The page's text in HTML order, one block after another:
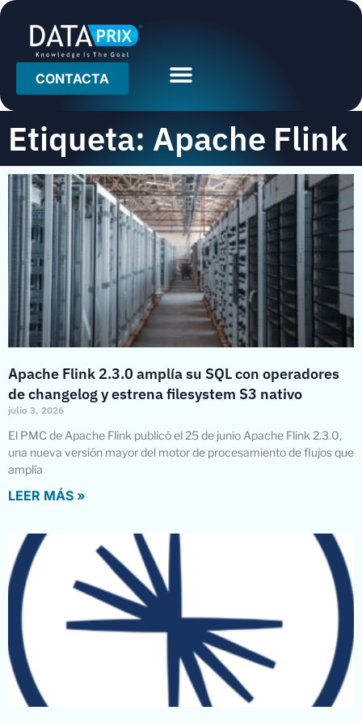
CONTACTA
Etiqueta: Apache Flink
Apache Flink 2.3.0 amplía su SQL con operadores
de changelog y estrena filesystem S3 nativo
julio 3, 2026
El PMC de Apache Flink publicó el 25 de junio Apache Flink 2.3.0,
una nueva versión mayor del motor de procesamiento de flujos que
amplía
LEER MÁS »